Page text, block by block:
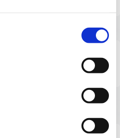
Medicīnas institūtu (tagad